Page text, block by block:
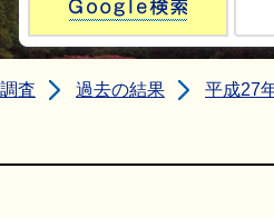
査 過去の結果 平成27